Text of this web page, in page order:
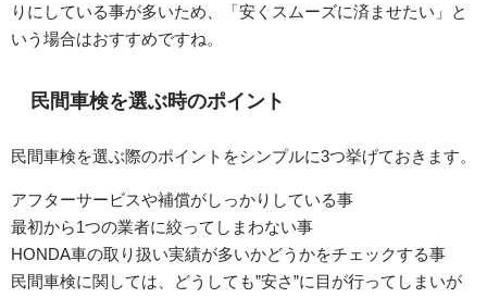
りにしている事が多いため、「安くスムーズに済ませたい」と
いう場合はおすすめですね。
民間車検を選ぶ時のポイント
民間車検を選ぶ際のポイントをシンプルに3つ挙げておきます。
アフターサービスや補償がしっかりしている事
最初から1つの業者に絞ってしまわない事
HONDA車の取り扱い実績が多いかどうかをチェックする事
民間車検に関しては、どうしても”安さ”に目が行ってしまいが